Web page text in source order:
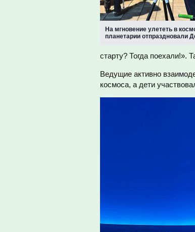
На мгновение улететь в
планетарии отпраздновали
старту? Тогда поехали!».
Ведущие активно
космоса, а дети